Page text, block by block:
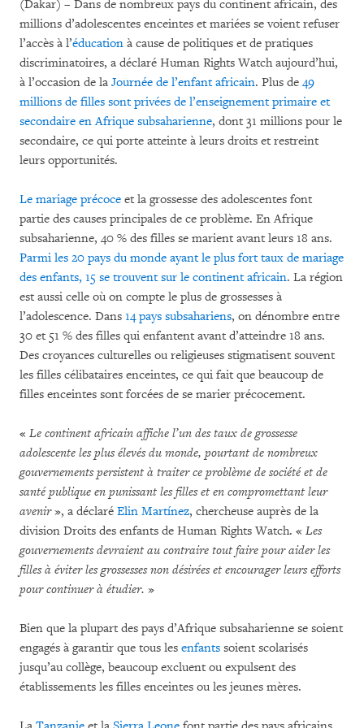
(Dakar) – Dans de nombreux pays du continent africain, des
millions d’adolescentes enceintes et mariées se voient refuser
l’accès à l’éducation à cause de politiques et de pratiques
discriminatoires, a déclaré Human Rights Watch aujourd’hui,
à l’occasion de la Journée de l’enfant africain. Plus de 49
millions de filles sont privées de l’enseignement primaire et
secondaire en Afrique subsaharienne, dont 31 millions pour le
secondaire, ce qui porte atteinte à leurs droits et restreint
leurs opportunités.
Le mariage précoce et la grossesse des adolescentes font
partie des causes principales de ce problème. En Afrique
subsaharienne, 40 % des filles se marient avant leurs 18 ans.
Parmi les 20 pays du monde ayant le plus fort taux de mariage
des enfants, 15 se trouvent sur le continent africain. La région
est aussi celle où on compte le plus de grossesses à
l’adolescence. Dans 14 pays subsahariens, on dénombre entre
30 et 51 % des filles qui enfantent avant d’atteindre 18 ans.
Des croyances culturelles ou religieuses stigmatisent souvent
les filles célibataires enceintes, ce qui fait que beaucoup de
filles enceintes sont forcées de se marier précocement.
« Le continent africain affiche l’un des taux de grossesse
adolescente les plus élevés du monde, pourtant de nombreux
gouvernements persistent à traiter ce problème de société et de
santé publique en punissant les filles et en compromettant leur
avenir», a déclaré Elin Martínez, chercheuse auprès de la
division Droits des enfants de Human Rights Watch. « Les
gouvernements devraient au contraire tout faire pour aider les
filles à éviter les grossesses non désirées et encourager leurs efforts
pour continuer à étudier. »
Bien que la plupart des pays d’Afrique subsaharienne se soient
engagés à garantir que tous les enfants soient scolarisés
jusqu’au collège, beaucoup excluent ou expulsent des
établissements les filles enceintes ou les jeunes mères.